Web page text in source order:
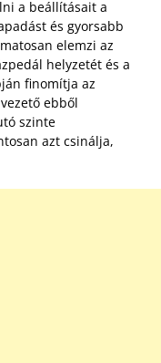
a beállításait a
és gyorsabb
elemzi az
helyzetét és a
finomítja az
ebből
szinte
azt csinálja,